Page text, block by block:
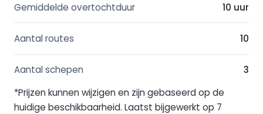
Gemiddelde overtochtduur 10 uur
Aantal routes 10
Aantal schepen
3
*Prijzen kunnen wijzigen en zijn gebaseerd op de
huidige beschikbaarheid. Laatst bijgewerkt op 7